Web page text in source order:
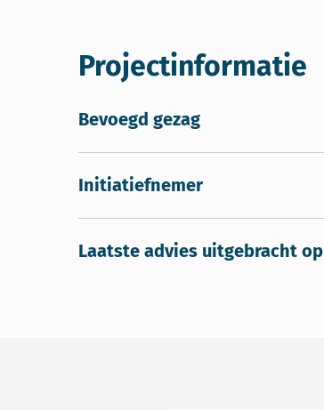
Projectinformatie
Bevoegd gezag
Initiatiefnemer
Laatste advies uitgebracht op